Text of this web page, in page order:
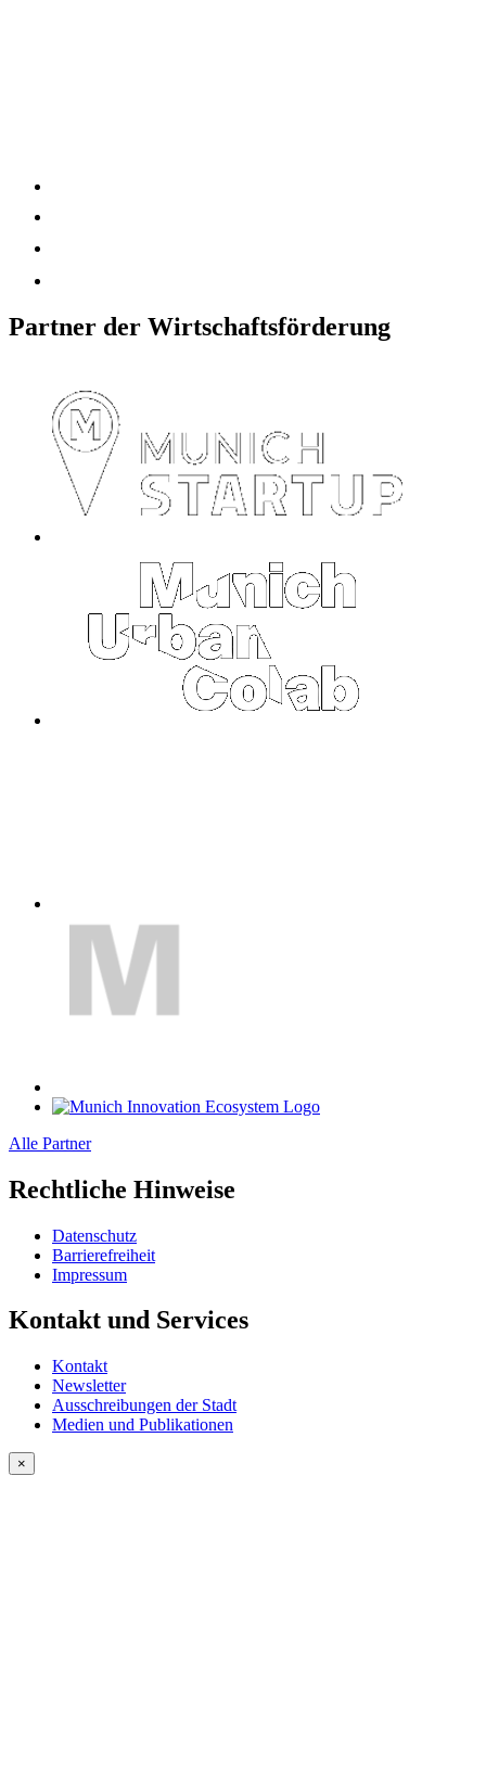
Partner der Wirtschaftsförderung
Alle Partner
Rechtliche Hinweise
Datenschutz
Barrierefreiheit
Impressum
Kontakt und Services
Kontakt
Newsletter
Ausschreibungen der Stadt
Medien und Publikationen
×